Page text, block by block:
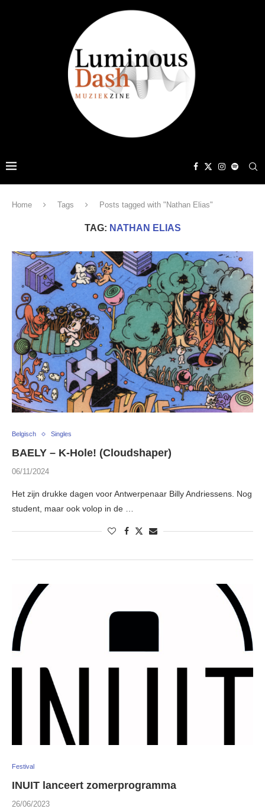
Home Tags Posts tagged with "Nathan Elias"
TAG: NATHAN ELIAS
Belgisch Singles
BAELY – K-Hole! (Cloudshaper)
06/11/2024
Het zijn drukke dagen voor Antwerpenaar Billy Andriessens. Nog
student, maar ook volop in de …
Festival
INUIT lanceert zomerprogramma
26/06/2023